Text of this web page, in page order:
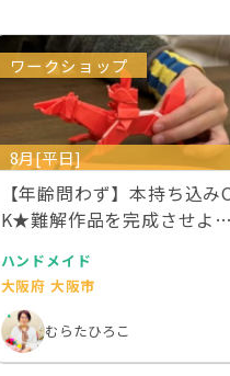
ワークショップ
8月[平日]
【年齢問わず】本持ち込み
K★難解作品を完成させよう
ハンドメイド
大阪府 大阪市
むらたひろこ